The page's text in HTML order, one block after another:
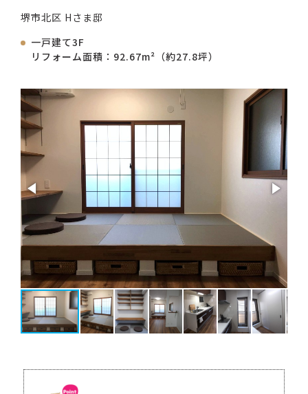
堺市北区 Hさま邸
一戸建て3F
リフォーム面積：92.67m²（約27.8坪）